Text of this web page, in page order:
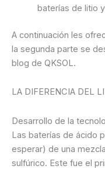
baterías de litio
A continuación les
la segunda parte se
blog de QKSOL.
LA DIFERENCIA DEL
Desarrollo de la
Las baterías de ácido
esperar) de una
sulfúrico. Este fue el